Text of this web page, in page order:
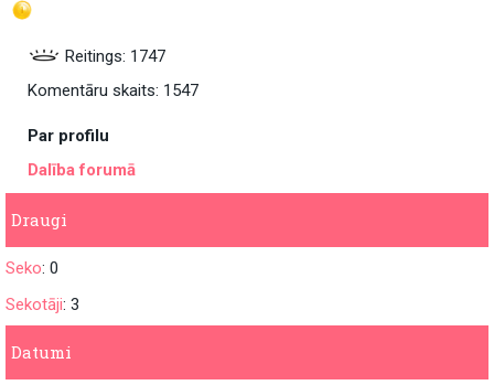
Reitings: 1747
Komentāru skaits: 1547
Par profilu
Dalība forumā
Draugi
Seko: 0
Sekotāji: 3
Datumi